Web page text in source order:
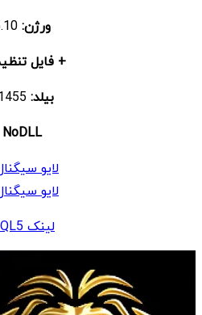
ورژن:5.10
+ فایل
بیلد:
NoDLL
لایو
لایو
لینک MQL5